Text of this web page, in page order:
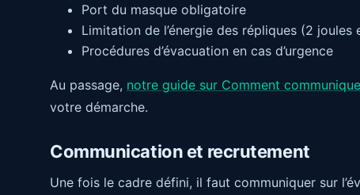
Port du masque obligatoire
Limitation de l’énergie des répliques (2 joules
Procédures d’évacuation en cas d’urgence
Au passage, notre guide sur Comment
votre démarche.
Communication et recrutement
Une fois le cadre défini, il faut communiquer sur